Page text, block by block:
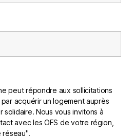
peut répondre aux sollicitations
acquérir un logement auprès
solidaire. Nous vous invitons à
avec les OFS de votre région,
réseau".